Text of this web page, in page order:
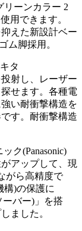
リーンカラー 2
用できます。
えた新設計ベー
ム脚採用。
タ
射し、レーザー
せます。各種電
い耐衝撃構造を
す。耐衝撃構造
ク(Panasonic)
アップして、現
がら高精度で
構)の保護に
ーバー)」を搭
ました。